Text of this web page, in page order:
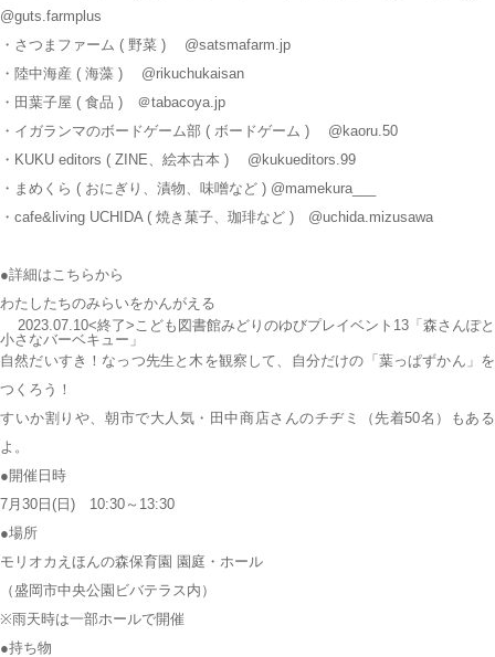
@guts.farmplus
・さつまファーム ( 野菜 ) @satsmafarm.jp
・陸中海産 ( 海藻 ) @rikuchukaisan
・田葉子屋 ( 食品 ) ＠tabacoya.jp
・イガランマのボードゲーム部 ( ボードゲーム ) @kaoru.50
・KUKU editors ( ZINE、絵本古本 ) @kukueditors.99
・まめくら ( おにぎり、漬物、味噌など ) @mamekura___
・cafe&living UCHIDA ( 焼き菓子、珈琲など ) @uchida.mizusawa
●詳細はこちらから
わたしたちのみらいをかんがえる
2023.07.10<終了>こども図書館みどりのゆびプレイベント13「森さんぽと
小さなバーベキュー」
自然だいすき！なっつ先生と木を観察して、自分だけの「葉っぱずかん」を
つくろう！
すいか割りや、朝市で大人気・田中商店さんのチヂミ（先着50名）もある
よ。
●開催日時
7月30日(日) 10:30～13:30
●場所
モリオカえほんの森保育園 園庭・ホール
（盛岡市中央公園ビバテラス内）
※雨天時は一部ホールで開催
●持ち物